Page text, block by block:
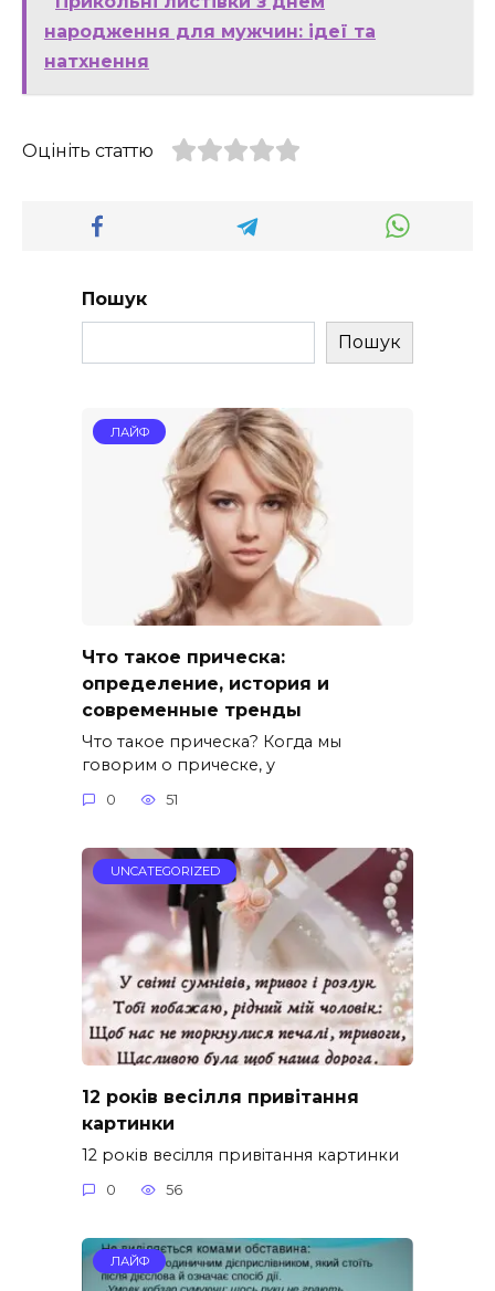
народження для мужчин: ідеї та
натхнення
Оцініть статтю
Пошук
Пошук
ЛАЙФ
Что такое прическа:
определение, история и
современные тренды
Что такое прическа? Когда мы
говорим о прическе, у
0 51
UNCATEGORIZED
12 років весілля привітання
картинки
12 років весілля привітання картинки
0 56
ЛАЙФ